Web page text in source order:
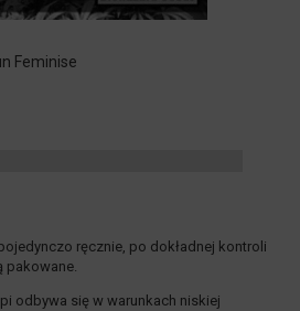
Feminise
ręcznie, po dokładnej kontroli
pakowane.
odbywa się w warunkach niskiej